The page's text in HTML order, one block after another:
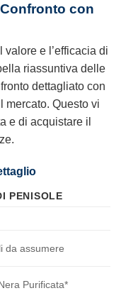
con
e l’efficacia di
riassuntiva delle
dettagliato con
Questo vi
e di acquistare il
PENISOLE
da assumere
Purificata*